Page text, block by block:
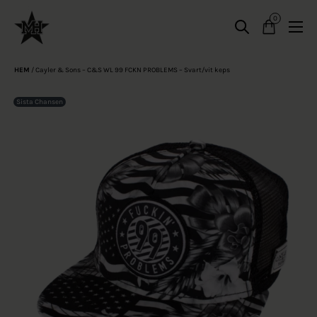
0
HEM /Cayler & Sons – C&S WL 99 FCKN PROBLEMS – Svart/vit keps
Sista Chansen